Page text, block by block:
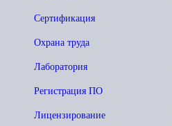
Сертификация
Охрана труда
Лаборатория
Регистрация ПО
Лицензирование